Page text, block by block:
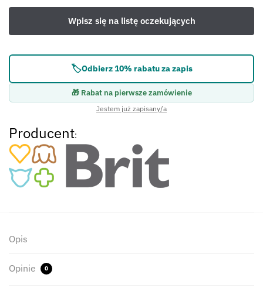
🏷️Odbierz 10% rabatu za zapis
🎁 Rabat na pierwsze zamówienie
Jestem już zapisany/a
Producent:
Opis
Opinie 0